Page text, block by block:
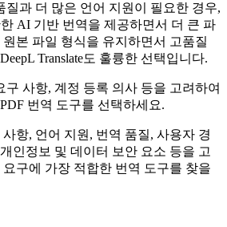
질과 더 많은 언어 지원이 필요한 경우,
한 AI 기반 번역을 제공하면서 더 큰 파
본 파일 형식을 유지하면서 고품질
Translate도 훌륭한 선택입니다.
구 사항, 계정 등록 의사 등을 고려하여
번역 도구를 선택하세요.
항, 언어 지원, 번역 품질, 사용자 경
인정보 및 데이터 보안 요소 등을 고
구에 가장 적합한 번역 도구를 찾을